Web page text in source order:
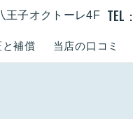
と補償 当店の口コミ
王子オクトーレ4F TEL